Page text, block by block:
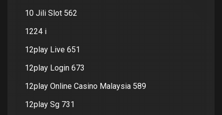
10 Jili Slot 562
1224 i
12play Live 651
12play Login 673
12play Online Casino Malaysia 589
12play Sg 731